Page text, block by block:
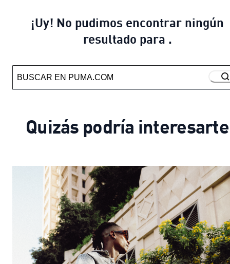
¡Uy! No pudimos encontrar ningún
resultado para .
Quizás podría interesarte